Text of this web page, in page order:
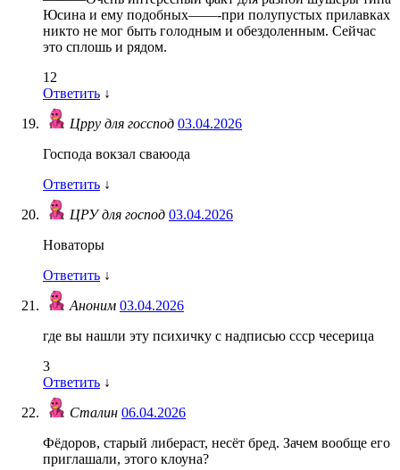
Юсина и ему подобных——-при полупустых прилавках
никто не мог быть голодным и обездоленным. Сейчас
это сплошь и рядом.
12
Ответить ↓
Црру для госспод 03.04.2026
Господа вокзал сваюода
Ответить ↓
ЦРУ для господ 03.04.2026
Новаторы
Ответить ↓
Аноним 03.04.2026
где вы нашли эту психичку с надписью ссср чесерица
3
Ответить ↓
Сталин 06.04.2026
Фёдоров, старый либераст, несёт бред. Зачем вообще его
приглашали, этого клоуна?